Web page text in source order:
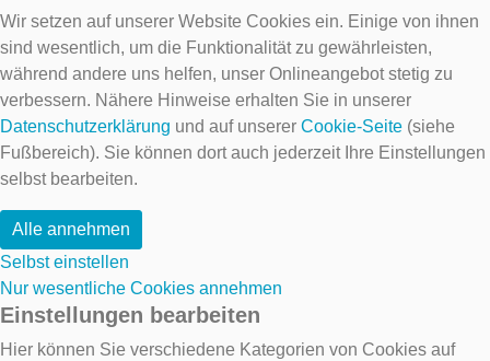
Wir setzen auf unserer Website Cookies ein. Einige von ihnen
sind wesentlich, um die Funktionalität zu gewährleisten,
während andere uns helfen, unser Onlineangebot stetig zu
verbessern. Nähere Hinweise erhalten Sie in unserer
Datenschutzerklärung und auf unserer Cookie-Seite (siehe
Fußbereich). Sie können dort auch jederzeit Ihre Einstellungen
selbst bearbeiten.
Alle annehmen
Selbst einstellen
Nur wesentliche Cookies annehmen
Einstellungen bearbeiten
Hier können Sie verschiedene Kategorien von Cookies auf